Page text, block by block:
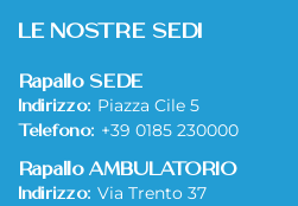
LE NOSTRE SEDI
Rapallo SEDE
Indirizzo: Piazza Cile 5
Telefono: +39 0185 230000
Rapallo AMBULATORIO
Indirizzo: Via Trento 37